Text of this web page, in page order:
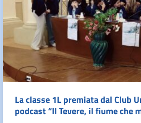
La classe 1L premiata dal Club
podcast “Il Tevere, il fiume che